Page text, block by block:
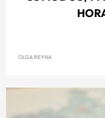
OLGA REYNA